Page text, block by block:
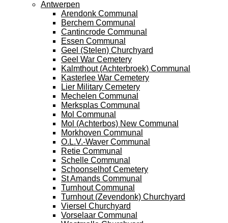
Antwerpen
Arendonk Communal
Berchem Communal
Cantincrode Communal
Essen Communal
Geel (Stelen) Churchyard
Geel War Cemetery
Kalmthout (Achterbroek) Communal
Kasterlee War Cemetery
Lier Military Cemetery
Mechelen Communal
Merksplas Communal
Mol Communal
Mol (Achterbos) New Communal
Morkhoven Communal
O.L.V.-Waver Communal
Retie Communal
Schelle Communal
Schoonselhof Cemetery
St Amands Communal
Turnhout Communal
Turnhout (Zevendonk) Churchyard
Viersel Churchyard
Vorselaar Communal